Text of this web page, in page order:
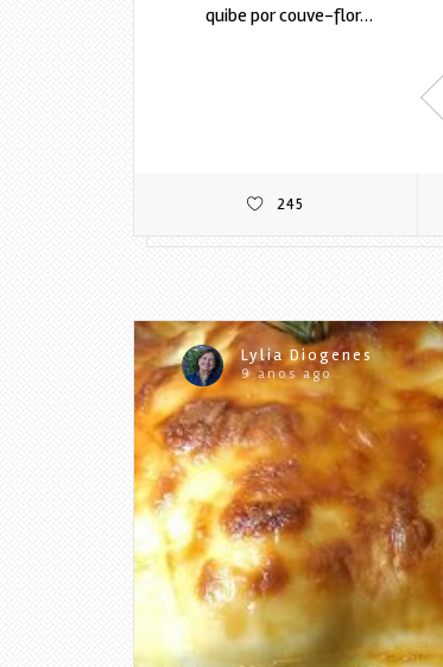
quibe por couve-flor…
245
Lylia Diogenes
9 anos ago